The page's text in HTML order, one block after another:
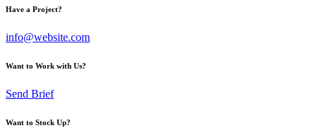
Have a Project?
info@website.com
Want to Work with Us?
Send Brief
Want to Stock Up?